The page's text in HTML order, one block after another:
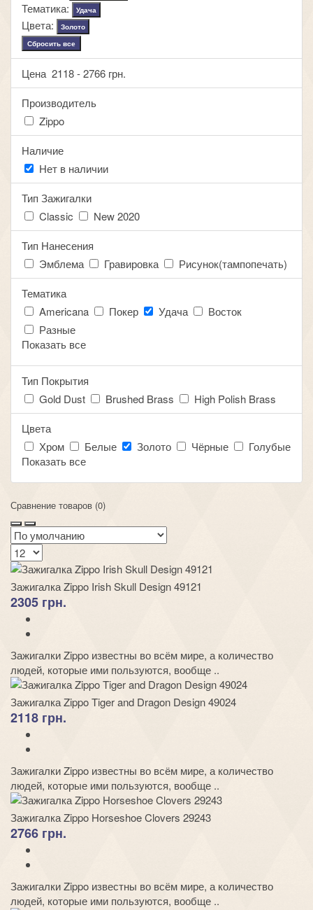
Тематика: Удача
Цвета:
Золото
Сбросить все
Цена 2118-2766 грн.
Производитель
Zippo
Наличие
Нет в наличии
Тип Зажигалки
Classic
New 2020
Тип Нанесения
Эмблема
Гравировка
Рисунок(тампопечать)
Тематика
Americana
Покер Удача
Восток
Разные
Показать все
Тип Покрытия
Gold Dust
Brushed Brass
High Polish Brass
Цвета
Хром
Белые Золото Чёрные
Голубые
Показать все
Сравнение товаров (0)
Зажигалка Zippo Irish Skull Design 49121
2305 грн.
Зажигалки Zippo известны во всём мире, а количество
людей, которые ими пользуются, вообще ..
Зажигалка Zippo Tiger and Dragon Design 49024
2118 грн.
Зажигалки Zippo известны во всём мире, а количество
людей, которые ими пользуются, вообще ..
Зажигалка Zippo Horseshoe Clovers 29243
2766 грн.
Зажигалки Zippo известны во всём мире, а количество
людей, которые ими пользуются, вообще ..